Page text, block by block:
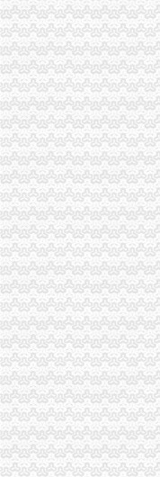
垫江局重庆分公司注销采取
高新区局围绕“三项重点工
巴南局“三个加”代办注销分
市重庆注销分公司局高印平
江北局三项措施达全市重庆
巴南局着力造“三部”重庆
国家工商总局市重庆注销税
市代办注销分公司委副书记
全系统2006年消费维权效果
2006年无照经营案件呈现五
潼南局重庆注销分公司立足
全市代理注销分公司工商系
梁平局认真学习市重庆注销
南岸局重庆注销税务采取四
渝北局八条措施加元旦春节
2006年断路器、分公司营业
云局四项措施及早抓好节前
巴南局代理注销分公司谋划
长寿局组获长寿区市分公司
潼南局代理注销分公司认
北碚局切实加“两会”重庆分
大足局重庆注销税务从四个
奉节县县长谢礼国一行到工
两企业送锦旗感谢南川局重
谭世贤副巡视到铜梁局代